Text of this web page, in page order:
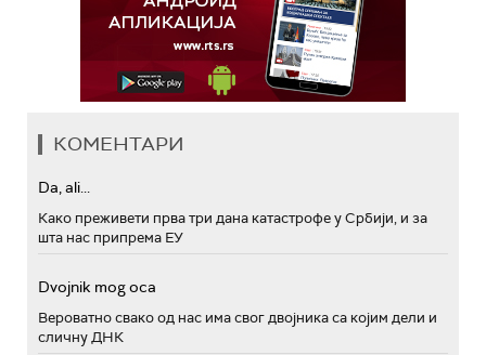
КОМЕНТАРИ
Da, ali...
Како преживети прва три дана катастрофе у Србији, и за
шта нас припрема ЕУ
Dvojnik mog oca
Вероватно свако од нас има свог двојника са којим дели и
сличну ДНК